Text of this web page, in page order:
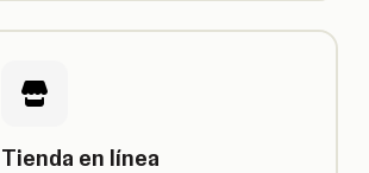
Tienda en línea